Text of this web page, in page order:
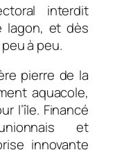
interdit
lagon, et dès
à peu.
pierre de la
aquacole,
l’île. Financé
et
innovante